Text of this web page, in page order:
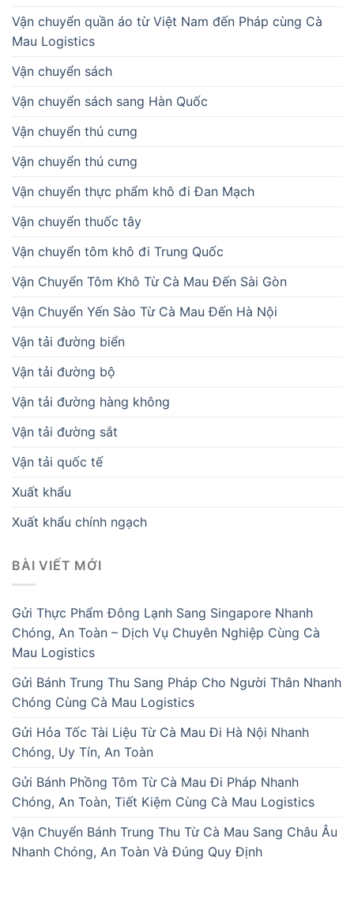
Vận chuyển quần áo từ Việt Nam đến Pháp cùng Cà
Mau Logistics
Vận chuyển sách
Vận chuyển sách sang Hàn Quốc
Vận chuyển thú cưng
Vận chuyển thú cưng
Vận chuyển thực phẩm khô đi Đan Mạch
Vận chuyển thuốc tây
Vận chuyển tôm khô đi Trung Quốc
Vận Chuyển Tôm Khô Từ Cà Mau Đến Sài Gòn
Vận Chuyển Yến Sào Từ Cà Mau Đến Hà Nội
Vận tải đường biển
Vận tải đường bộ
Vận tải đường hàng không
Vận tải đường sắt
Vận tải quốc tế
Xuất khẩu
Xuất khẩu chính ngạch
BÀI VIẾT MỚI
Gửi Thực Phẩm Đông Lạnh Sang Singapore Nhanh
Chóng, An Toàn – Dịch Vụ Chuyên Nghiệp Cùng Cà
Mau Logistics
Gửi Bánh Trung Thu Sang Pháp Cho Người Thân Nhanh
Chóng Cùng Cà Mau Logistics
Gửi Hỏa Tốc Tài Liệu Từ Cà Mau Đi Hà Nội Nhanh
Chóng, Uy Tín, An Toàn
Gửi Bánh Phồng Tôm Từ Cà Mau Đi Pháp Nhanh
Chóng, An Toàn, Tiết Kiệm Cùng Cà Mau Logistics
Vận Chuyển Bánh Trung Thu Từ Cà Mau Sang Châu Âu
Nhanh Chóng, An Toàn Và Đúng Quy Định